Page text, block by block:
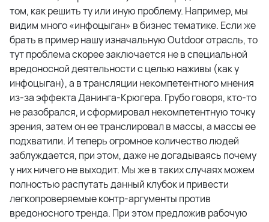
том, как решить ту или иную проблему. Например, мы
видим много «инфоцыган» в бизнес тематике. Если же
брать в пример нашу изначальную Outdoor отрасль, то
тут проблема скорее заключается не в специальной
вредоносной деятельности с целью наживы (как у
инфоцыган), а в трансляции некомпетентного мнения
из-за эффекта Данинга-Крюгера. Грубо говоря, кто-то
не разобрался, и сформировал некомпетентную точку
зрения, затем он ее транслировал в массы, а массы ее
подхватили. И теперь огромное количество людей
заблуждается, при этом, даже не догадываясь почему
у них ничего не выходит. Мы же в таких случаях можем
полностью распутать данный клубок и привести
легкопроверяемые контр-аргументы против
вредоносного тренда. При этом предложив рабочую